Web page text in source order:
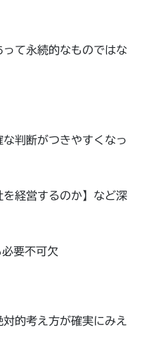
て永続的なものではな
判断がつきやすくなっ
経営するのか】など深
要不可欠
的考え方が確実にみえ